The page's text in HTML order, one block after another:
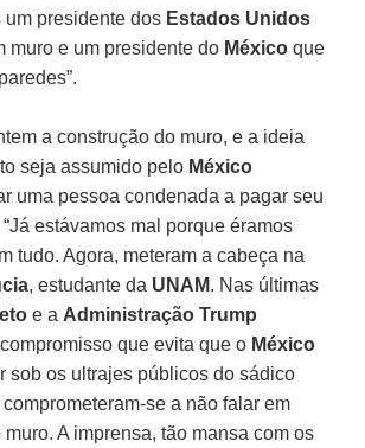
um presidente dos Estados Unidos
muro e um presidente do México que
a construção do muro, e a ideia
seja assumido pelo México
uma pessoa condenada a pagar seu
estávamos mal porque éramos
tudo. Agora, meteram a cabeça na
, estudante da UNAM. Nas últimas
e a Administração Trump
que evita que o México
sob os ultrajes públicos do sádico
se a não falar em
A imprensa, tão mansa com os